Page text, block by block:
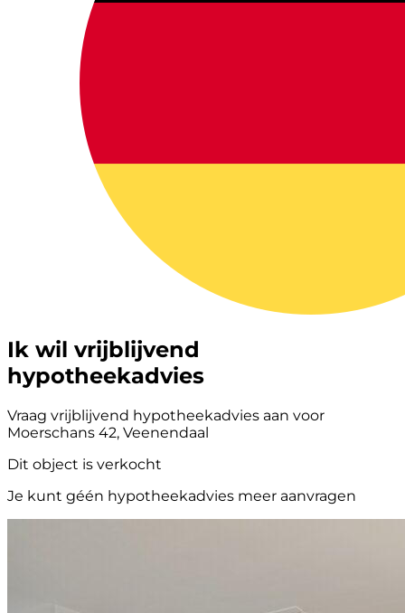
Ik wil vrijblijvend
hypotheekadvies
Vraag vrijblijvend hypotheekadvies aan voor
Moerschans 42, Veenendaal
Dit object is verkocht
Je kunt géén hypotheekadvies meer aanvragen